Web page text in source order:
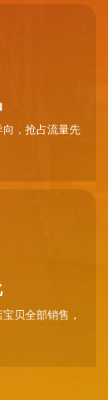
，抢占流量先
贝全部销售，